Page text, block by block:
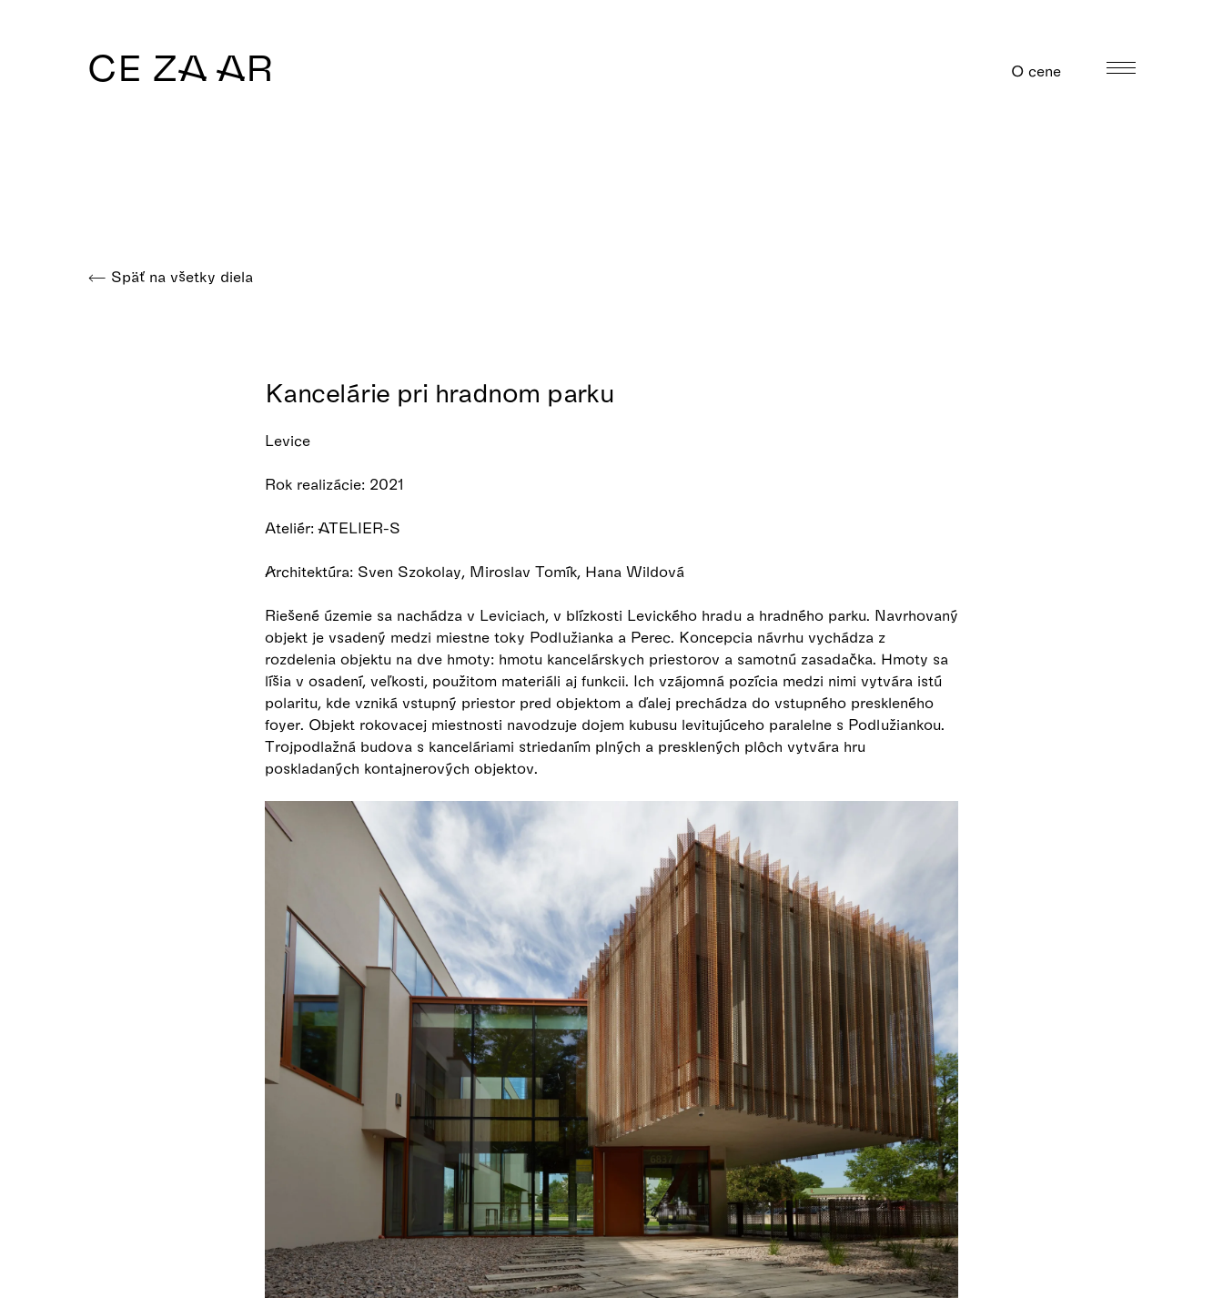
CE ZA AR O cene
Späť na všetky diela
Kancelárie pri hradnom parku
Levice
Rok realizácie: 2021
Ateliér: ATELIER-S
Architektúra: Sven Szokolay, Miroslav Tomík, Hana Wildová
Riešené územie sa nachádza v Leviciach, v blízkosti Levického hradu a hradného parku. Navrhovaný
objekt je vsadený medzi miestne toky Podlužianka a Perec. Koncepcia návrhu vychádza z
rozdelenia objektu na dve hmoty: hmotu kancelárskych priestorov a samotnú zasadačka. Hmoty sa
líšia v osadení, veľkosti, použitom materiáli aj funkcii. Ich vzájomná pozícia medzi nimi vytvára istú
polaritu, kde vzniká vstupný priestor pred objektom a ďalej prechádza do vstupného preskleného
foyer. Objekt rokovacej miestnosti navodzuje dojem kubusu levitujúceho paralelne s Podlužiankou.
Trojpodlažná budova s kanceláriami striedaním plných a presklených plôch vytvára hru
poskladaných kontajnerových objektov.